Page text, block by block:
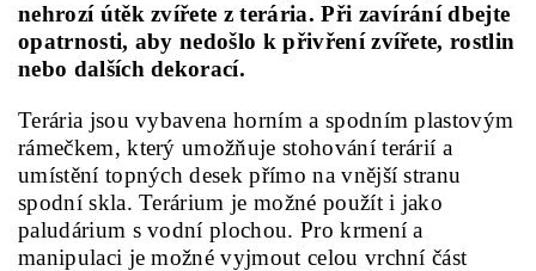
nehrozí útěk zvířete z terária. Při zavírání dbejte
opatrnosti, aby nedošlo k přivření zvířete, rostlin
nebo dalších dekorací.
Terária jsou vybavena horním a spodním plastovým
rámečkem, který umožňuje stohování terárií a
umístění topných desek přímo na vnější stranu
spodní skla. Terárium je možné použít i jako
paludárium s vodní plochou. Pro krmení a
manipulaci je možné vyjmout celou vrchní část